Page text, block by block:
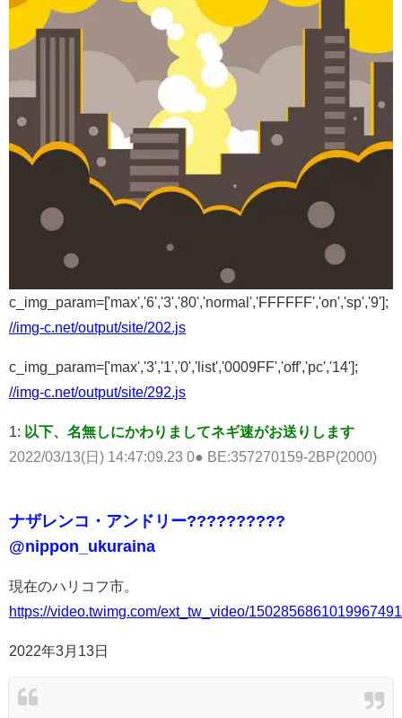
c_img_param=['max','6','3','80','normal','FFFFFF','on','sp','9'];
//img-c.net/output/site/202.js
c_img_param=['max','3','1','0','list','0009FF','off','pc','14'];
//img-c.net/output/site/292.js
1: 以下、名無しにかわりましてネギ速がお送りします
2022/03/13(日) 14:47:09.23 0● BE:357270159-2BP(2000)
ナザレンコ・アンドリー??????????
@nippon_ukuraina
現在のハリコフ市。
https://video.twimg.com/ext_tw_video/
2022年3月13日